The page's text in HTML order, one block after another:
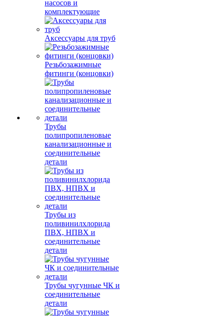
насосов и
комплектующие
Аксессуары для труб
Резьбозажимные
фитинги (концовки)
Трубы
полипропиленовые
канализационные и
соединительные
детали
Трубы из
поливинилхлорида
ПВХ, НПВХ и
соединительные
детали
Трубы чугунные ЧК и
соединительные
детали